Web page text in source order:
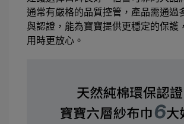
通常有嚴格的品質控管，產品需通過
與認證，能為寶寶提供更穩定的保護
用時更放心。